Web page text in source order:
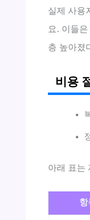
실제 사용
요. 이들
층 높아졌
비용
아래 표는